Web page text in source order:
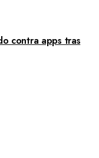
contra apps tras